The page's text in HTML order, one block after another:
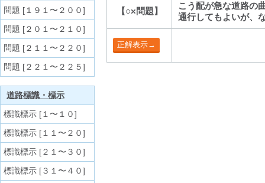
【○×問題】
こう配が急な道路の
通行してもよいが、
問題 [１９１〜２００]
問題 [２０１〜２１０]
問題 [２１１〜２２０]
問題 [２２１〜２２５]
道路標識・標示
標識標示 [１〜１０]
標識標示 [１１〜２０]
標識標示 [２１〜３０]
標識標示 [３１〜４０]